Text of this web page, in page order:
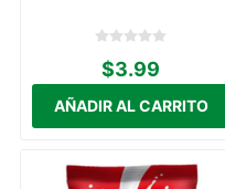
$3.99